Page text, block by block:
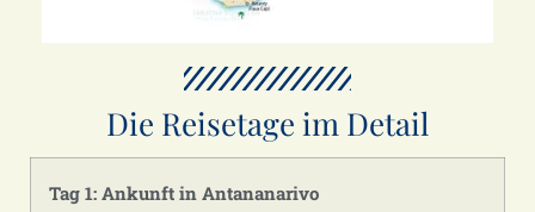
Die Reisetage im Detail
Tag 1: Ankunft in Antananarivo